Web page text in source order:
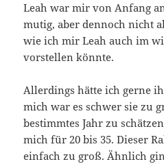
Leah war mir von Anfang
mutig, aber dennoch nicht
wie ich mir Leah auch im
vorstellen könnte.
Allerdings hätte ich gerne
mich war es schwer sie zu
bestimmtes Jahr zu
mich für 20 bis 35. Dieser
einfach zu groß. Ähnlich